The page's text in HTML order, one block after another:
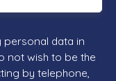
data in
not wish to be the
by telephone,